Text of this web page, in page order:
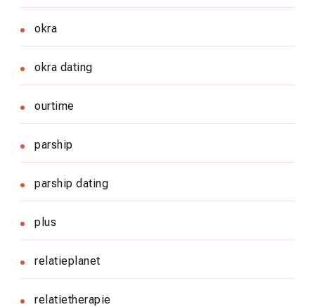
okra
okra dating
ourtime
parship
parship dating
plus
relatieplanet
relatietherapie